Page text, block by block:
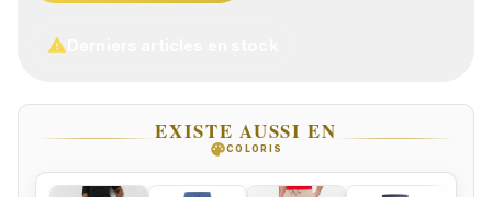

EXISTE AUSSI EN
paletteCOLORIS